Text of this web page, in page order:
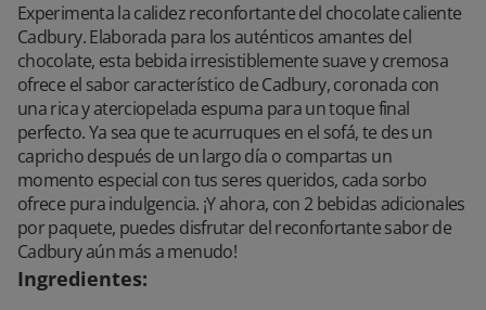
Experimenta la calidez reconfortante del chocolate caliente
Cadbury. Elaborada para los auténticos amantes del
chocolate, esta bebida irresistiblemente suave y cremosa
ofrece el sabor característico de Cadbury, coronada con
una rica y aterciopelada espuma para un toque final
perfecto. Ya sea que te acurruques en el sofá, te des un
capricho después de un largo día o compartas un
momento especial con tus seres queridos, cada sorbo
ofrece pura indulgencia. ¡Y ahora, con 2 bebidas adicionales
por paquete, puedes disfrutar del reconfortante sabor de
Cadbury aún más a menudo!
Ingredientes: